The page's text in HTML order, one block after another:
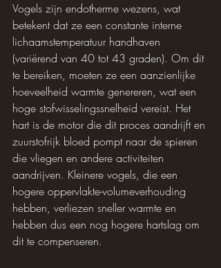
Vogels zijn endotherme wezens, wat
betekent dat ze een constante interne
lichaamstemperatuur handhaven
(variërend van 40 tot 43 graden). Om dit
te bereiken, moeten ze een aanzienlijke
hoeveelheid warmte genereren, wat een
hoge stofwisselingssnelheid vereist. Het
hart is de motor die dit proces aandrijft en
zuurstofrijk bloed pompt naar de spieren
die vliegen en andere activiteiten
aandrijven. Kleinere vogels, die een
hogere oppervlakte-volumeverhouding
hebben, verliezen sneller warmte en
hebben dus een nog hogere hartslag om
dit te compenseren.